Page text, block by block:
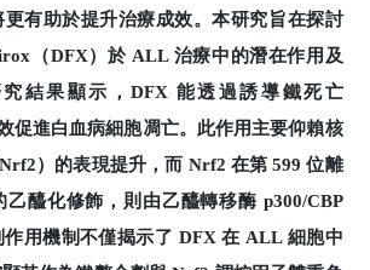
有助於提升治療成效。本研究旨在探討
（DFX）於 ALL 治療中的潛在作用及
結果顯示，DFX 能透過誘導鐵死亡
促進白血病細胞凋亡。此作用主要仰賴核
）的表現提升，而 Nrf2 在第 599 位離
乙醯化修飾，則由乙醯轉移酶 p300/CBP
用機制不僅揭示了 DFX 在 ALL 細胞中